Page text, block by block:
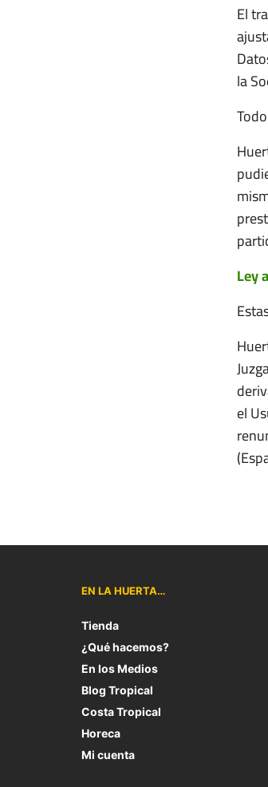
El
la
Ley
el
EN LA HUERTA…
Tienda
¿Qué hacemos?
En los Medios
Blog Tropical
Costa Tropical
Horeca
Mi cuenta